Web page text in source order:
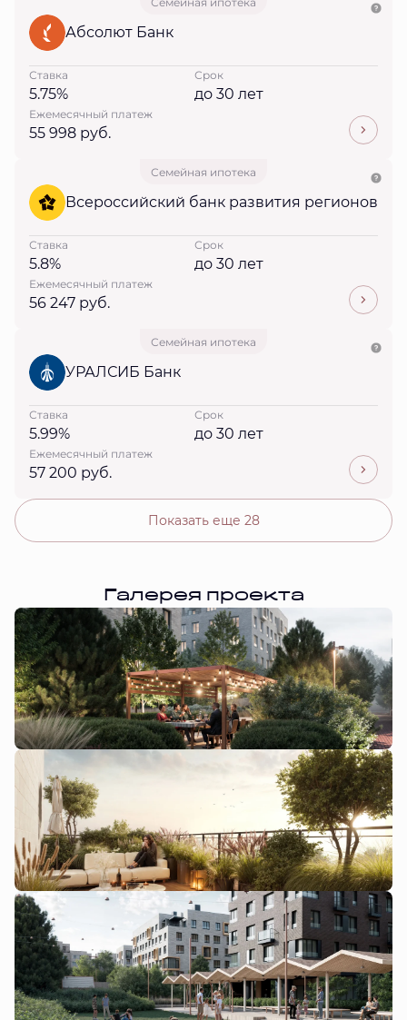
Абсолют Банк
Ставка
5.75%
Срок
до 30 лет
Ежемесячный платеж
55 998 руб.
Семейная ипотека
Всероссийский банк развития регионов
Ставка
5.8%
Срок
до 30 лет
Ежемесячный платеж
56 247 руб.
Семейная ипотека
УРАЛСИБ Банк
Ставка
5.99%
Срок
до 30 лет
Ежемесячный платеж
57 200 руб.
Показать еще 28
Галерея проекта